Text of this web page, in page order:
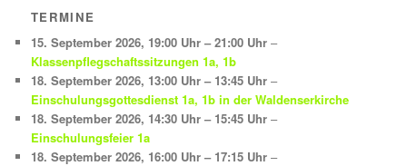
TERMINE
15. September 2026, 19:00 Uhr – 21:00 Uhr –
Klassenpflegschaftssitzungen 1a, 1b
18. September 2026, 13:00 Uhr – 13:45 Uhr –
Einschulungsgottesdienst 1a, 1b in der Waldenserkirche
18. September 2026, 14:30 Uhr – 15:45 Uhr –
Einschulungsfeier 1a
18. September 2026, 16:00 Uhr – 17:15 Uhr –